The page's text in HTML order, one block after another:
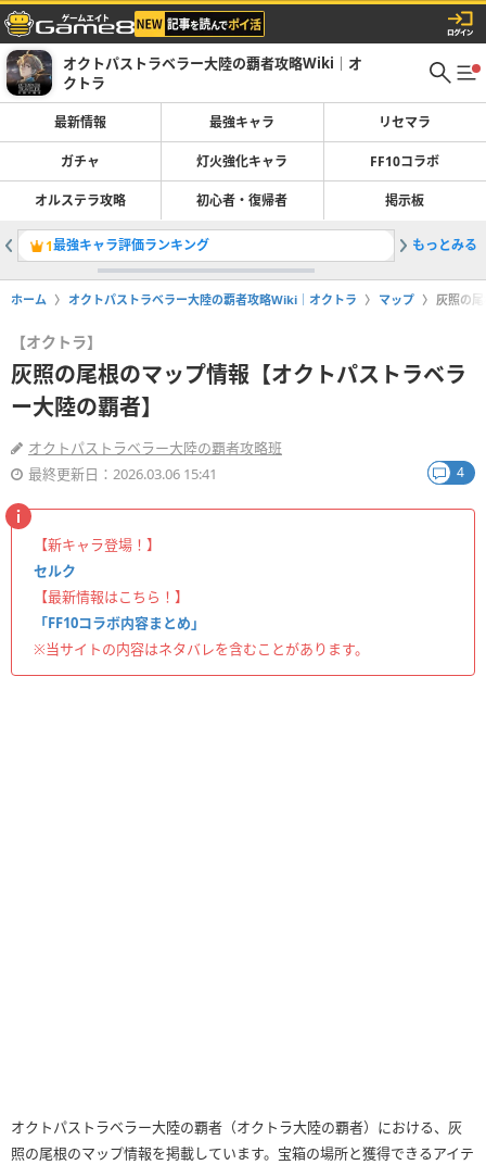
オクトパストラベラー大陸の覇者攻略Wiki｜オ
クトラ
最新情報 最強キャラ リセマラ
ガチャ 灯火強化キャラ FF10コラボ
オルステラ攻略 初心者・復帰者 掲示板
1最強キャラ評価ランキング 2セルク
もっとみる
ホーム オクトパストラベラー大陸の覇者攻略Wiki｜オクトラ マップ 灰照の
【オクトラ】
灰照の尾根のマップ情報【オクトパストラベラ
ー大陸の覇者】
オクトパストラベラー大陸の覇者攻略班
最終更新日：2026.03.06 15:41
4
【新キャラ登場！】
セルク
【最新情報はこちら！】
「FF10コラボ内容まとめ」
※当サイトの内容はネタバレを含むことがあります。
オクトパストラベラー大陸の覇者（オクトラ大陸の覇者）における、灰
照の尾根のマップ情報を掲載しています。宝箱の場所と獲得できるアイテ